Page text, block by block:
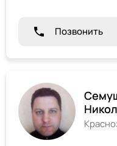
Позвонить